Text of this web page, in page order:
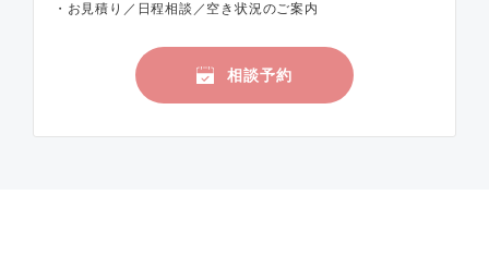
・お見積り／日程相談／空き状況のご案内
相談予約